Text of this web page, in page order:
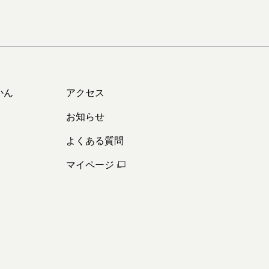
ん
アクセス
お知らせ
よくある質問
マイページ